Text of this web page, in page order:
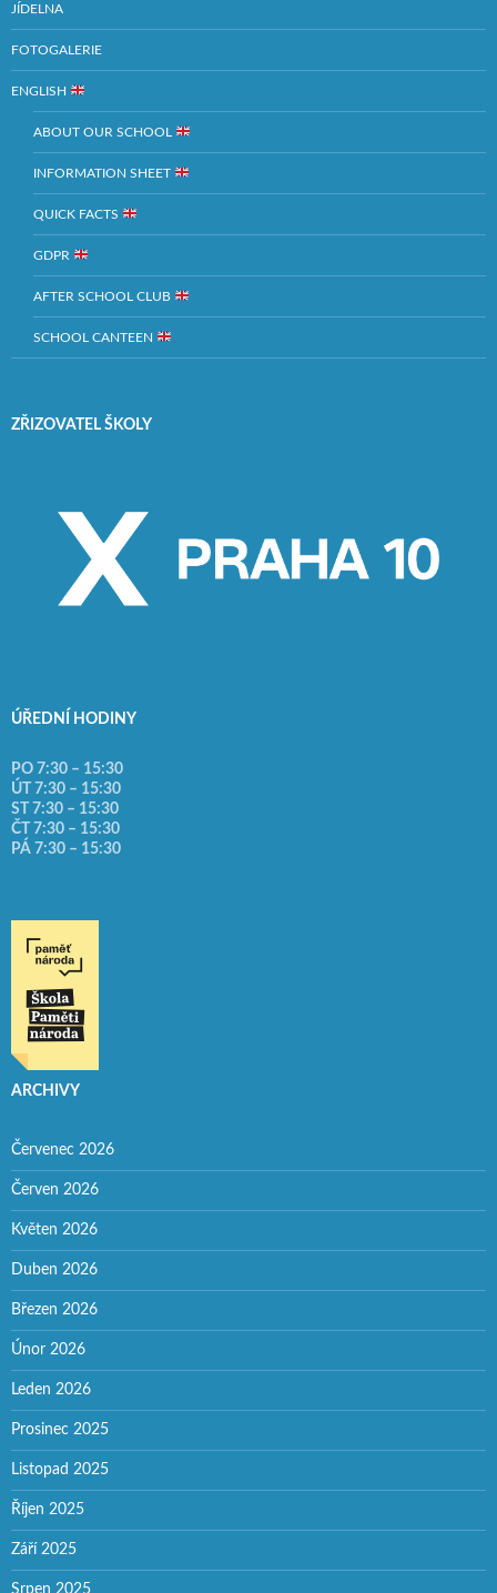
JÍDELNA
FOTOGALERIE
ENGLISH
ABOUT OUR SCHOOL
INFORMATION SHEET
QUICK FACTS
GDPR
AFTER SCHOOL CLUB
SCHOOL CANTEEN
ZŘIZOVATEL ŠKOLY
ÚŘEDNÍ HODINY
PO 7:30 – 15:30
ÚT 7:30 – 15:30
ST 7:30 – 15:30
ČT 7:30 – 15:30
PÁ 7:30 – 15:30
ARCHIVY
Červenec 2026
Červen 2026
Květen 2026
Duben 2026
Březen 2026
Únor 2026
Leden 2026
Prosinec 2025
Listopad 2025
Říjen 2025
Září 2025
Srpen 2025